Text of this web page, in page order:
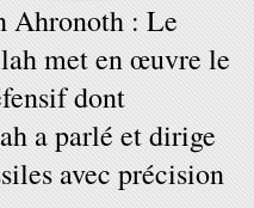
Ahronoth : Le
met en œuvre le
dont
a parlé et dirige
avec précision